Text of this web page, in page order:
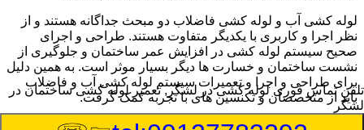
لوله کشی آب و لوله کشی فاضلاب دو مبحث جداگانه هستند و از
نظر اجرا و کاربری با یکدیگر متفاوت هستند. طراحی و اجرای
صحیح سیستم لوله کشی در افزایش عمر ساختمان و جلوگیری از
نشست ساختمان و خسارت ها دیگر بسیار موثر است. به همین دلیل
برای طراحی و اجرا و تعمیرات سیستم لوله کشی آب و فاضلاب
باید از متخصصان و تکنسین های با تجربه کمک گرفت.
تلفن تماس فوریلوله کشی در لشگر, تعمیر لوله کشی ساختمان در
لشگر